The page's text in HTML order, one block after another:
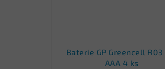
Baterie GP Greencell
AAA 4 ks